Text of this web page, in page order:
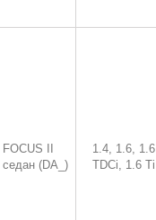
FOCUS II
седан (DA_)
1.4, 1.6, 1.6
TDCi, 1.6 Ti